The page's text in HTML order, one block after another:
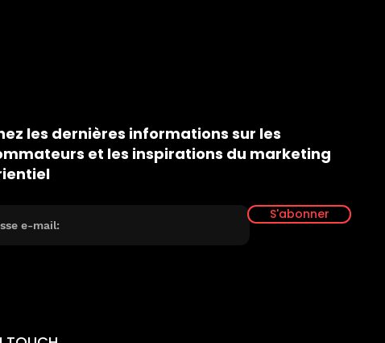
les dernières informations sur les
et les inspirations du marketing
S'abonner